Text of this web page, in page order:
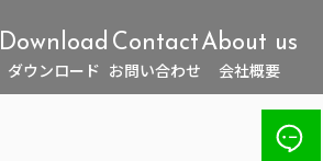
Download
ダウンロード
Contact
お問い合わせ
About us
会社概要